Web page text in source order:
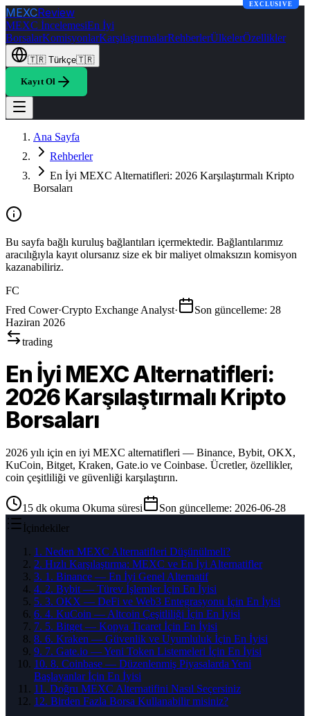
MEXCReview
MEXC İncelemesiEn İyi
BorsalarKomisyonlarKarşılaştırmalarRehberlerÜlkelerÖzellikler
🇹🇷 Türkçe🇹🇷
Kayıt Ol
Ana Sayfa
Rehberler
En İyi MEXC Alternatifleri: 2026 Karşılaştırmalı Kripto
Borsaları
Bu sayfa bağlı kuruluş bağlantıları içermektedir. Bağlantılarımız
aracılığıyla kayıt olursanız size ek bir maliyet olmaksızın komisyon
kazanabiliriz.
FC
Fred Cower·Crypto Exchange Analyst· Son güncelleme: 28
Haziran 2026
trading
En İyi MEXC Alternatifleri:
2026 Karşılaştırmalı Kripto
Borsaları
2026 yılı için en iyi MEXC alternatifleri — Binance, Bybit, OKX,
KuCoin, Bitget, Kraken, Gate.io ve Coinbase. Ücretler, özellikler,
coin çeşitliliği ve güvenliği karşılaştırın.
15 dk okuma Okuma süresi Son güncelleme: 2026-06-28
İçindekiler
1 . Neden MEXC Alternatifleri Düşünülmeli?
2. Hızlı Karşılaştırma: MEXC ve En İyi Alternatifler
3. 1. Binance — En İyi Genel Alternatif
4. 2. Bybit — Türev İşlemler İçin En İyisi
5. 3. OKX — DeFi ve Web3 Entegrasyonu İçin En İyisi
6. 4. KuCoin — Altcoin Çeşitliliği İçin En İyisi
7. 5. Bitget — Kopya Ticaret İçin En İyisi
8. 6. Kraken — Güvenlik ve Uyumluluk İçin En İyisi
9. 7. Gate.io — Yeni Token Listemeleri İçin En İyisi
10. 8. Coinbase — Düzenlenmiş Piyasalarda Yeni
Başlayanlar İçin En İyisi
11 . Doğru MEXC Alternatifini Nasıl Seçersiniz
12. Birden Fazla Borsa Kullanabilir misiniz?
EXCLUSIVE